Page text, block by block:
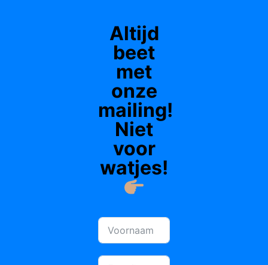
Altijd
beet
met
onze
mailing!
Niet
voor
watjes!